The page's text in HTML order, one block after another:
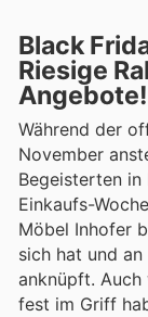
Black
Riesige
Angebote!
Während der
November
Begeisterten
Einkaufs-
Möbel Inhofer
sich hat und
anknüpft.
fest im Griff